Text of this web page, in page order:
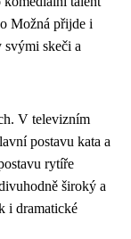
Možná přijde i
skeči a
V televizním
postavu kata a
rytíře
široký a
i dramatické